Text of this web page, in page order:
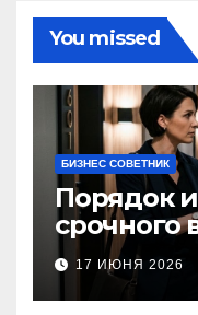
You missed
БИЗНЕС СОВЕТНИК
Порядок
срочного
срок 1–3
17 ИЮНЯ 2026